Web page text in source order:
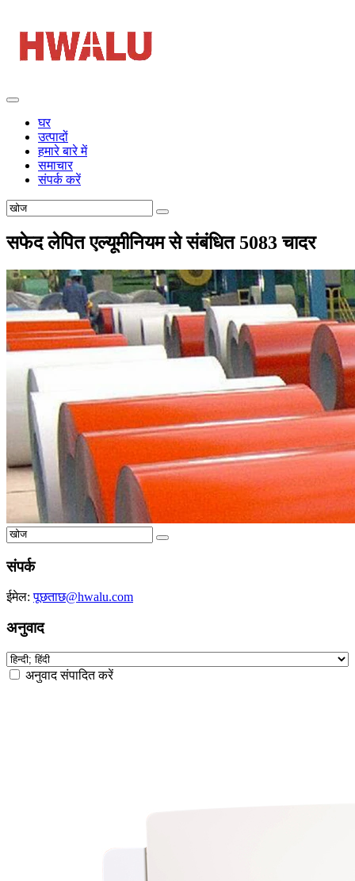
घर
उत्पादों
हमारे बारे में
समाचार
संपर्क करें
सफेद लेपित एल्यूमीनियम से संबंधित 5083 चादर
संपर्क
ईमेल:पूछताछ@hwalu.com
अनुवाद
अनुवाद संपादित करें